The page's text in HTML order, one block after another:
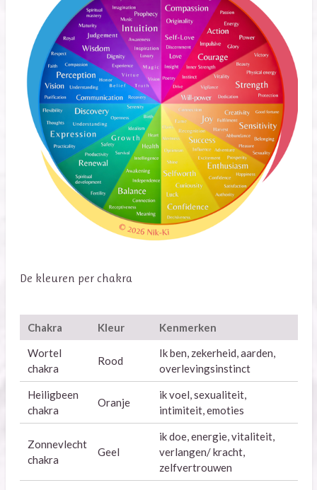
De kleuren per chakra
Chakra Kleur
Kenmerken
Wortel
chakra
Rood
Ik ben, zekerheid, aarden,
overlevingsinstinct
Heiligbeen
chakra
Oranje
ik voel, sexualiteit,
intimiteit, emoties
Zonnevlecht
chakra
Geel
ik doe, energie, vitaliteit,
verlangen/ kracht,
zelfvertrouwen